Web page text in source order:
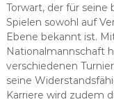
Torwart, der für seine
Spielen sowohl auf
Ebene bekannt ist.
Nationalmannschaft
verschiedenen
seine
Karriere wird zudem